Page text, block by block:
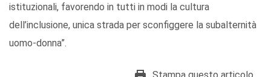
istituzionali, favorendo in tutti in modi la cultura
dell’inclusione, unica strada per sconfiggere la subalternità
uomo-donna”.